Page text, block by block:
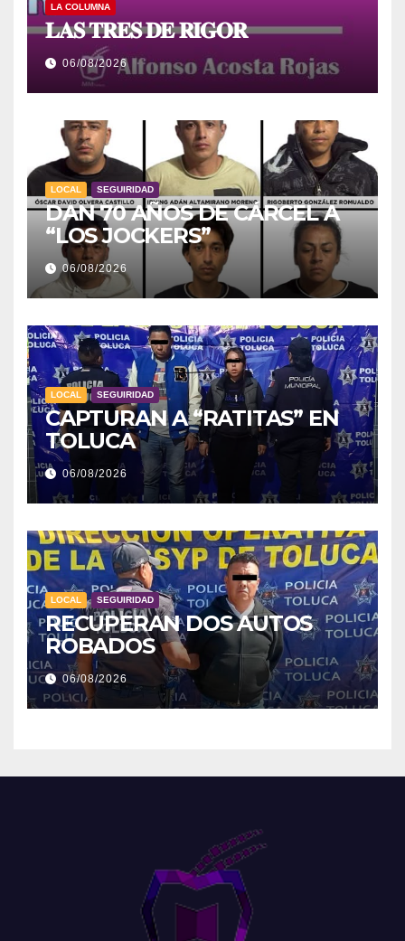
LA COLUMNA
𝐋𝐀𝐒 𝐓𝐑𝐄𝐒 𝐃𝐄 𝐑𝐈𝐆𝐎𝐑
06/08/2026
LOCAL SEGUIRIDAD
DAN 70 AÑOS DE CÁRCEL A
“LOS JOCKERS”
06/08/2026
LOCAL SEGUIRIDAD
CAPTURAN A “RATITAS” EN
TOLUCA
06/08/2026
LOCAL SEGUIRIDAD
RECUPERAN DOS AUTOS
ROBADOS
06/08/2026